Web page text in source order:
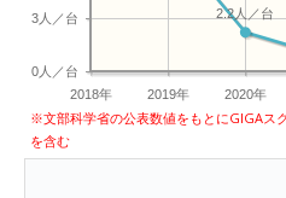
2018年 2019年 2020年
0人／台
3人／台 2.2人／台
※文部科学省の公表数値をもとにGIGAス
を含む